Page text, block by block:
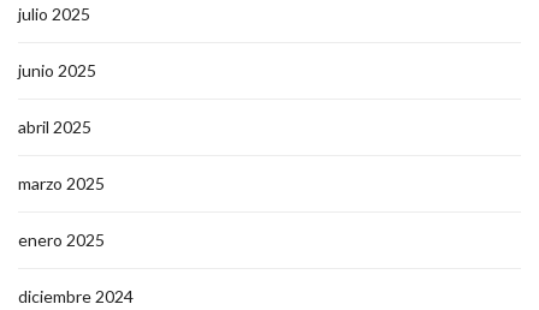
julio 2025
junio 2025
abril 2025
marzo 2025
enero 2025
diciembre 2024